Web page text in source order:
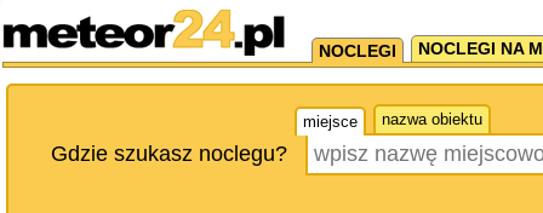
NOCLEGI NOCLEGI NA
miejsce nazwa obiektu
Gdzie szukasz noclegu?